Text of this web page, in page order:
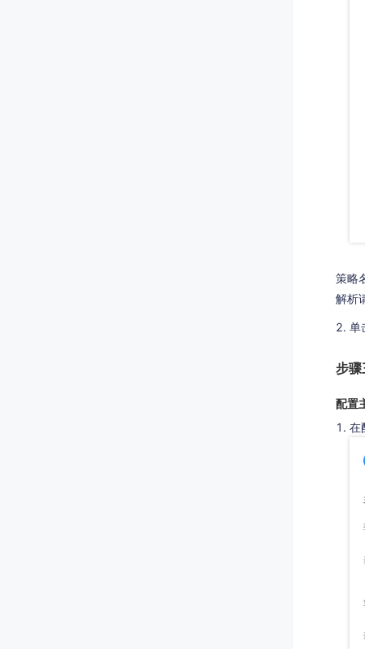
策略
解析
单
步骤
配置
在